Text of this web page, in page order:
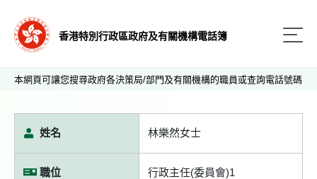
香港特別行政區政府及有關機構電話簿
本網頁可讓您搜尋政府各決策局/部門及有關機構的職員或查詢電話號碼
姓名 林樂然女士
職位 行政主任(委員會)1